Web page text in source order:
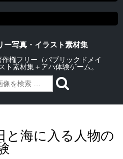
ー写真・イラスト素材集
権フリー（パブリックドメイ
ト素材集＋アハ体験ゲーム。
と海に入る人物の